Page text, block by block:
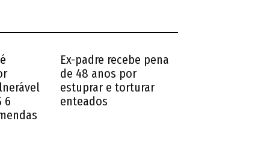
6
Ex-padre recebe pena
de 48 anos por
estuprar e torturar
enteados